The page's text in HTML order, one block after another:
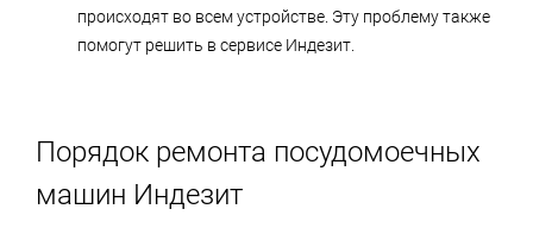
происходят во всем устройстве. Эту проблему также
помогут решить в сервисе Индезит.
Порядок ремонта посудомоечных
машин Индезит